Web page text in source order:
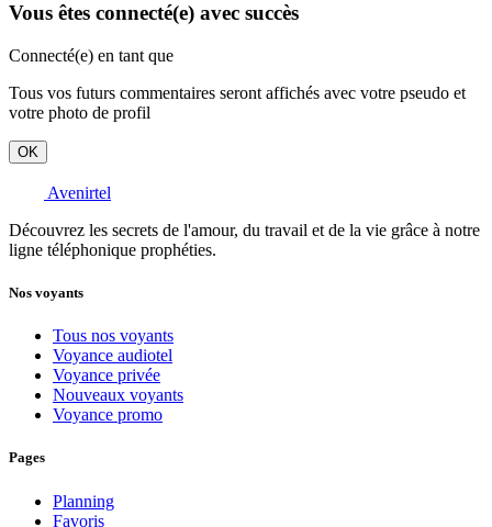
Vous êtes connecté(e) avec succès
Connecté(e) en tant que
Tous vos futurs commentaires seront affichés avec votre pseudo et
votre photo de profil
OK
Avenirtel
Découvrez les secrets de l'amour, du travail et de la vie grâce à notre
ligne téléphonique prophéties.
Nos voyants
Tous nos voyants
Voyance audiotel
Voyance privée
Nouveaux voyants
Voyance promo
Pages
Planning
Favoris